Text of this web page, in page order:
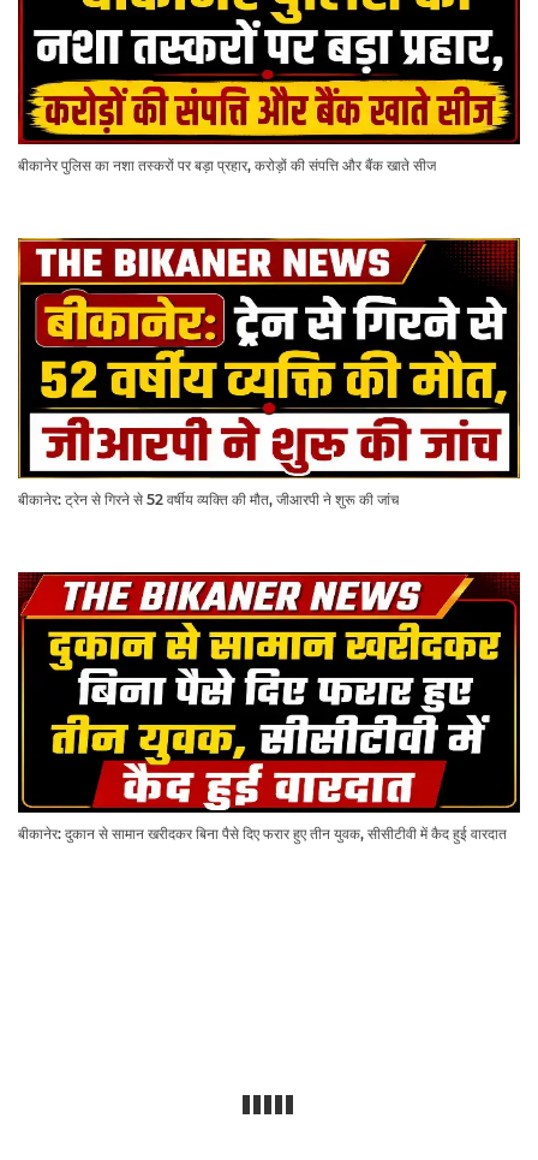
बीकानेर पुलिस का नशा तस्करों पर बड़ा प्रहार, करोड़ों की संपत्ति और बैंक खाते सीज
बीकानेर: ट्रेन से गिरने से 52 वर्षीय व्यक्ति की मौत, जीआरपी ने शुरू की जांच
बीकानेर: दुकान से सामान खरीदकर बिना पैसे दिए फरार हुए तीन युवक, सीसीटीवी में कैद हुई वारदात